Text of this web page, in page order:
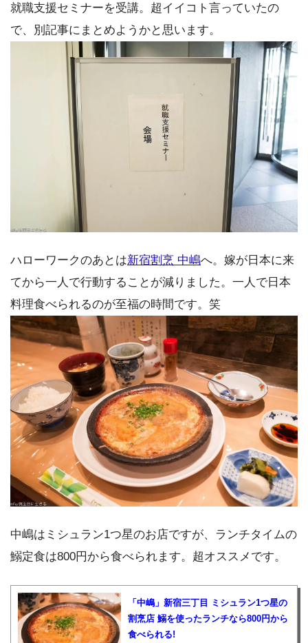
就職支援セミナーを受講。超イイコト言っていたの
で、別記事にまとめようかと思います。
ハローワークのあとは新宿割烹 中嶋へ。嫁が日本に来
てから一人で行動することが減りました。一人で日本
料理食べられるのが至福の時間です。笑
中嶋はミシュラン1つ星のお店ですが、ランチタイムの
鰯定食は800円から食べられます。超オススメです。
「中嶋」新宿三丁目 ミシュラン1つ星の
割烹店 鰯を使ったランチなら800円から
食べられる!